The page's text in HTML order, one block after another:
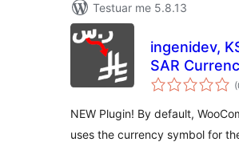
Testuar me 5.8.13
ingenidev,
SAR
Symbol
السعودي
NEW Plugin! By default,
uses the currency symbol for